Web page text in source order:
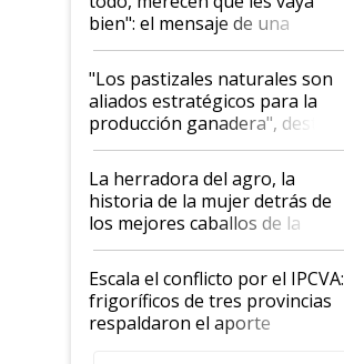
bien": el mensaje de una
ganadera uruguaya sobre las
oportunidades que se abren
para el agro en Argentina, con
foco en la carne
"Los pastizales naturales son
aliados estratégicos para la
producción ganadera", destaca
la iniciativa que ya reúne a 46
establecimientos en Argentina
La herradora del agro, la
historia de la mujer detrás de
los mejores caballos de la
Argentina y los mitos que
todavía hacen sufrir a estos
animales: "Mientras me
descalificaban, yo seguí
haciendo currículum"
Escala el conflicto por el IPCVA:
frigoríficos de tres provincias
respaldaron el aporte